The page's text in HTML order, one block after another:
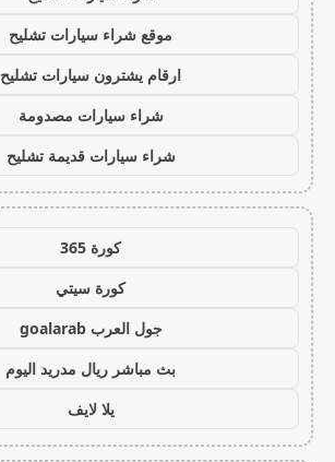
موقع شراء سيارات تشليح
ارقام يشترون سيارات تشليح
شراء سيارات مصدومة
شراء سيارات قديمة تشليح
كورة 365
كورة سيتي
جول العرب goalarab
بث مباشر ريال مدريد اليوم
يلا لايف